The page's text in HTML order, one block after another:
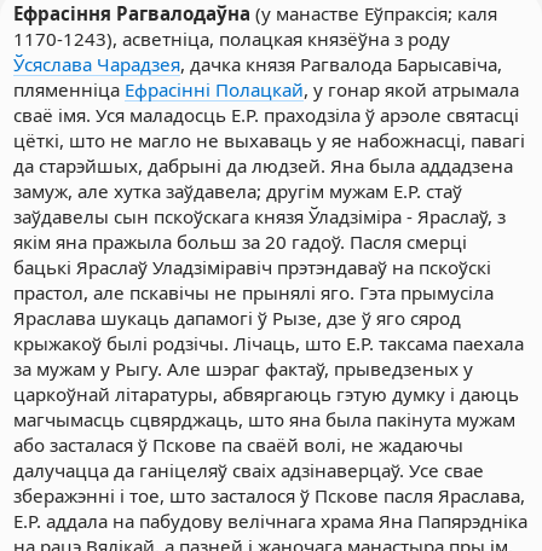
Ефрасіння Рагвалодаўна (у манастве Еўпраксія; каля
1170-1243), асветніца, полацкая князёўна з роду
Ўсяслава Чарадзея, дачка князя Рагвалода Барысавіча,
пляменніца Ефрасінні Полацкай, у гонар якой атрымала
сваё імя. Уся маладосць Е.Р. праходзіла ў арэоле святасці
цёткі, што не магло не выхаваць у яе набожнасці, павагі
да старэйшых, дабрыні да людзей. Яна была аддадзена
замуж, але хутка заўдавела; другім мужам Е.Р. стаў
заўдавелы сын пскоўскага князя Ўладзіміра - Яраслаў, з
якім яна пражыла больш за 20 гадоў. Пасля смерці
бацькі Яраслаў Уладзіміравіч прэтэндаваў на пскоўскі
прастол, але пскавічы не прынялі яго. Гэта прымусіла
Яраслава шукаць дапамогі ў Рызе, дзе ў яго сярод
крыжакоў былі родзічы. Лічаць, што Е.Р. таксама паехала
за мужам у Рыгу. Але шэраг фактаў, прыведзеных у
царкоўнай літаратуры, абвяргаюць гэтую думку і даюць
магчымасць сцвярджаць, што яна была пакінута мужам
або засталася ў Пскове па сваёй волі, не жадаючы
далучацца да ганіцеляў сваіх адзінаверцаў. Усе свае
зберажэнні і тое, што засталося ў Пскове пасля Яраслава,
Е.Р. аддала на пабудову велічнага храма Яна Папярэдніка